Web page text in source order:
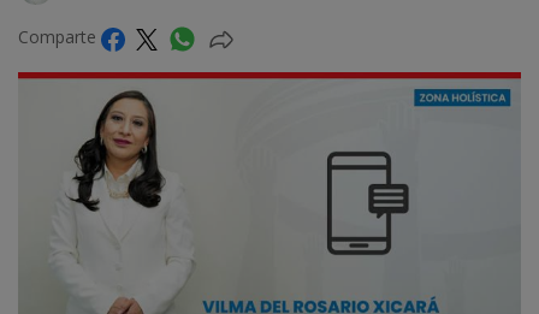
Comparte